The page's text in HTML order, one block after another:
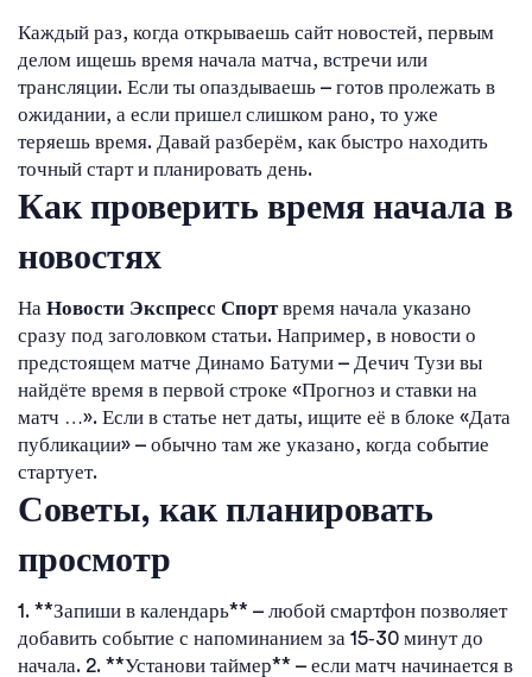
Каждый раз, когда открываешь сайт новостей, первым
делом ищешь время начала матча, встречи или
трансляции. Если ты опаздываешь – готов пролежать в
ожидании, а если пришел слишком рано, то уже
теряешь время. Давай разберём, как быстро находить
точный старт и планировать день.
Как проверить время начала в
новостях
На Новости Экспресс Спортвремя начала указано
сразу под заголовком статьи. Например, в новости о
предстоящем матче Динамо Батуми – Дечич Тузи вы
найдёте время в первой строке «Прогноз и ставки на
матч …». Если в статье нет даты, ищите её в блоке «Дата
публикации» – обычно там же указано, когда событие
стартует.
Советы, как планировать
просмотр
1. **Запиши в календарь** – любой смартфон позволяет
добавить событие с напоминанием за 15‑30 минут до
начала. 2. **Установи таймер** – если матч начинается в